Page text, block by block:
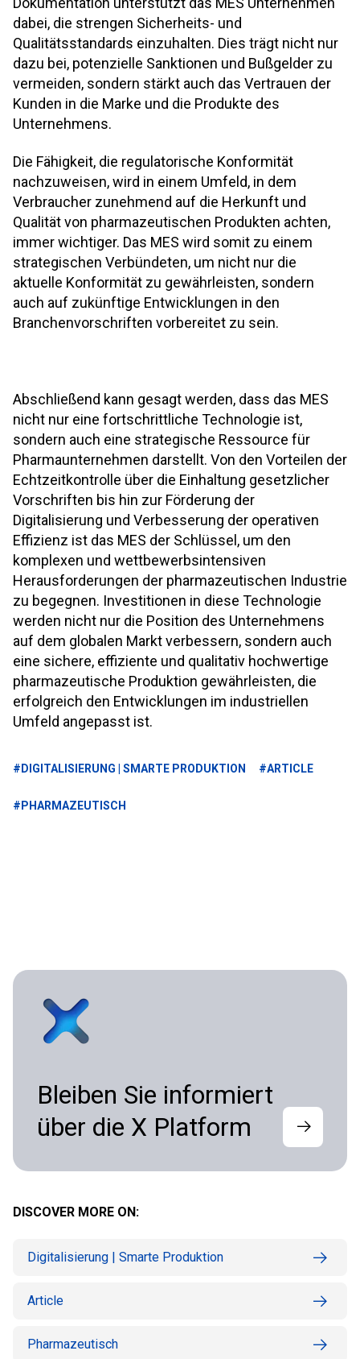
dabei, die strengen Sicherheits- und
Qualitätsstandards einzuhalten. Dies trägt nicht nur
dazu bei, potenzielle Sanktionen und Bußgelder zu
vermeiden, sondern stärkt auch das Vertrauen der
Kunden in die Marke und die Produkte des
Unternehmens.
Die Fähigkeit, die regulatorische Konformität
nachzuweisen, wird in einem Umfeld, in dem
Verbraucher zunehmend auf die Herkunft und
Qualität von pharmazeutischen Produkten achten,
immer wichtiger. Das MES wird somit zu einem
strategischen Verbündeten, um nicht nur die
aktuelle Konformität zu gewährleisten, sondern
auch auf zukünftige Entwicklungen in den
Branchenvorschriften vorbereitet zu sein.
Abschließend kann gesagt werden, dass das MES
nicht nur eine fortschrittliche Technologie ist,
sondern auch eine strategische Ressource für
Pharmaunternehmen darstellt. Von den Vorteilen der
Echtzeitkontrolle über die Einhaltung gesetzlicher
Vorschriften bis hin zur Förderung der
Digitalisierung und Verbesserung der operativen
Effizienz ist das MES der Schlüssel, um den
komplexen und wettbewerbsintensiven
Herausforderungen der pharmazeutischen Industrie
zu begegnen. Investitionen in diese Technologie
werden nicht nur die Position des Unternehmens
auf dem globalen Markt verbessern, sondern auch
eine sichere, effiziente und qualitativ hochwertige
pharmazeutische Produktion gewährleisten, die
erfolgreich den Entwicklungen im industriellen
Umfeld angepasst ist.
#DIGITALISIERUNG | SMARTE PRODUKTION #ARTICLE
#PHARMAZEUTISCH
Bleiben Sie informiert
über die X Platform
DISCOVER MORE ON:
Digitalisierung | Smarte Produktion
Article
Pharmazeutisch